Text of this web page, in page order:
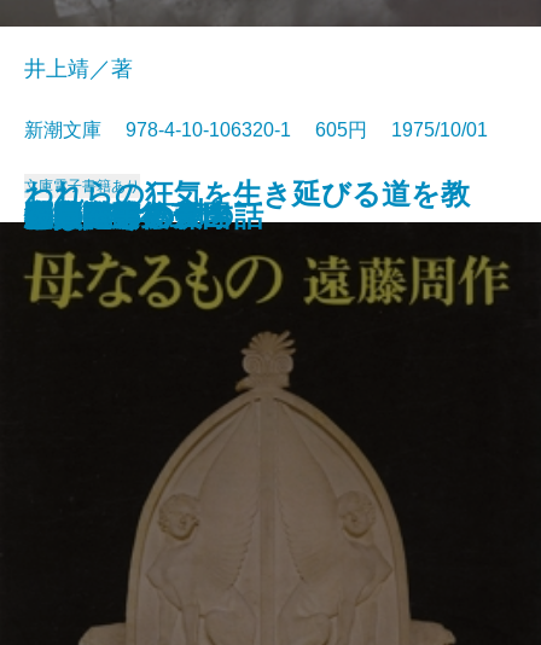
人間そっくり
櫻守
おのぞみの結末
俗物図鑑
眼の気流
人生論
われらの狂気を生き延びる道を教
えよ
あとのない仮名
仮装集団
後白河院
井上靖／著
新潮文庫 978-4-10-106320-1 605円 1975/10/01
文庫電子書籍あり
母なるもの
悪魔のいる天国
高熱隧道
花埋み
愛の試み
恋人たちの森
ここだけの女の話
小泉八雲集
家族八景
役員室午後三時